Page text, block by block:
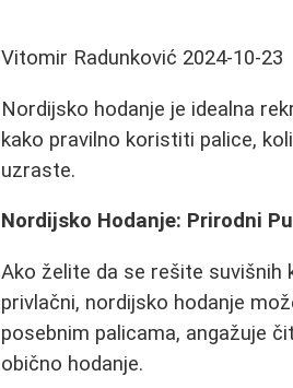
Vitomir Radunković 2024-10-23
Nordijsko hodanje je idealna
kako pravilno koristiti palice,
uzraste.
Nordijsko Hodanje: Prirodni
Ako želite da se rešite suvišnih
privlačni, nordijsko hodanje
posebnim palicama, angažuje
obično hodanje.